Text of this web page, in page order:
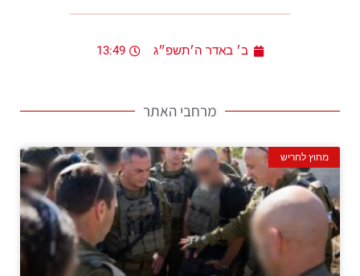
ב׳ באדר ה׳תשפ״ג 13:49
מרחבי האתר
מחוץ לחריש